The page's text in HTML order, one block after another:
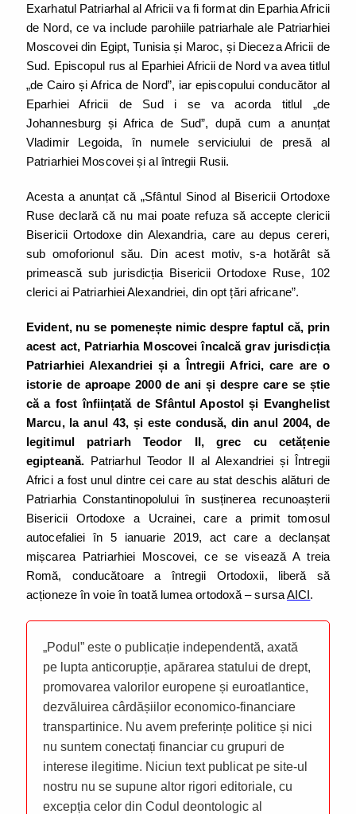
Exarhatul Patriarhal al Africii va fi format din Eparhia Africii
de Nord, ce va include parohiile patriarhale ale Patriarhiei
Moscovei din Egipt, Tunisia și Maroc, și Dieceza Africii de
Sud. Episcopul rus al Eparhiei Africii de Nord va avea titlul
„de Cairo și Africa de Nord”, iar episcopului conducător al
Eparhiei Africii de Sud i se va acorda titlul „de
Johannesburg și Africa de Sud”, după cum a anunțat
Vladimir Legoida, în numele serviciului de presă al
Patriarhiei Moscovei și al întregii Rusii.
Acesta a anunțat că „Sfântul Sinod al Bisericii Ortodoxe
Ruse declară că nu mai poate refuza să accepte clericii
Bisericii Ortodoxe din Alexandria, care au depus cereri,
sub omoforionul său. Din acest motiv, s-a hotărât să
primească sub jurisdicția Bisericii Ortodoxe Ruse, 102
clerici ai Patriarhiei Alexandriei, din opt țări africane”.
Evident, nu se pomenește nimic despre faptul că, prin
acest act, Patriarhia Moscovei încalcă grav jurisdicția
Patriarhiei Alexandriei și a Întregii Africi, care are o
istorie de aproape 2000 de ani și despre care se știe
că a fost înființată de Sfântul Apostol și Evanghelist
Marcu, la anul 43, și este condusă, din anul 2004, de
legitimul patriarh Teodor II, grec cu cetățenie
egipteană. Patriarhul Teodor II al Alexandriei și Întregii
Africi a fost unul dintre cei care au stat deschis alături de
Patriarhia Constantinopolului în susținerea recunoașterii
Bisericii Ortodoxe a Ucrainei, care a primit tomosul
autocefaliei în 5 ianuarie 2019, act care a declanșat
mișcarea Patriarhiei Moscovei, ce se visează A treia
Romă, conducătoare a întregii Ortodoxii, liberă să
acționeze în voie în toată lumea ortodoxă – sursaAICI.
„Podul” este o publicație independentă, axată
pe lupta anticorupție, apărarea statului de drept,
promovarea valorilor europene și euroatlantice,
dezvăluirea cârdășiilor economico-financiare
transpartinice. Nu avem preferințe politice și nici
nu suntem conectați financiar cu grupuri de
interese ilegitime. Niciun text publicat pe site-ul
nostru nu se supune altor rigori editoriale, cu
excepția celor din Codul deontologic al